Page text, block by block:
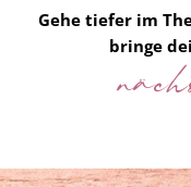
Gehe tiefer im
bringe